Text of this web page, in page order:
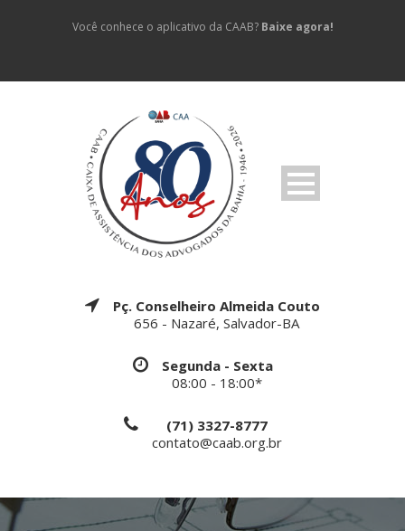
Você conhece o aplicativo da CAAB? Baixe agora!
Pç. Conselheiro Almeida Couto
656 - Nazaré, Salvador-BA
Segunda - Sexta
08:00 - 18:00*
(71) 3327-8777
contato@caab.org.br